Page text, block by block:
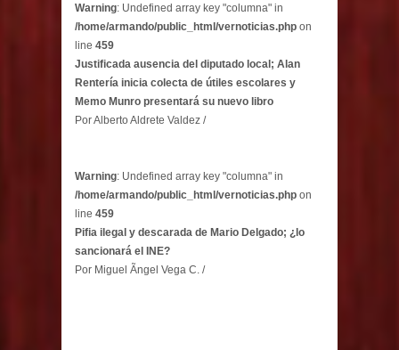
Warning: Undefined array key "columna" in
/home/armando/public_html/vernoticias.php on
line 459
Justificada ausencia del diputado local; Alan
Rentería inicia colecta de útiles escolares y
Memo Munro presentará su nuevo libro
Por Alberto Aldrete Valdez /
Warning: Undefined array key "columna" in
/home/armando/public_html/vernoticias.php on
line 459
Pifia ilegal y descarada de Mario Delgado; ¿lo
sancionará el INE?
Por Miguel Ãngel Vega C. /